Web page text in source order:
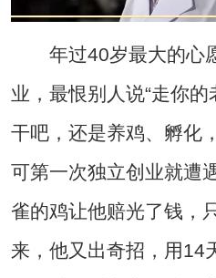
年过40岁最大的心愿
业，最恨别人说“走你
干吧，还是养鸡、孵化
可第一次独立创业就遭
雀的鸡让他赔光了钱，
来，他又出奇招，用14